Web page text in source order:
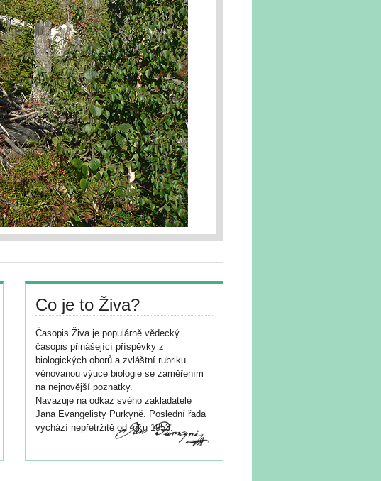
Co je to Živa?
Časopis Živa je populárně vědecký
časopis přinášející příspěvky z
biologických oborů a zvláštní rubriku
věnovanou výuce biologie se zaměřením
na nejnovější poznatky.
Navazuje na odkaz svého zakladatele
Jana Evangelisty Purkyně. Poslední řada
vychází nepřetržitě od roku 1953.